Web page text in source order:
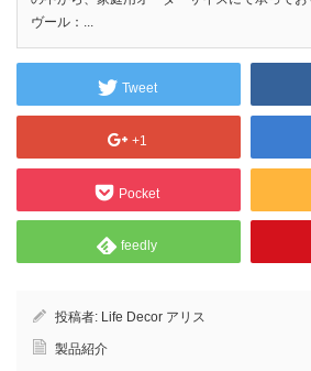
ヴール：...
Tweet
+1
Pocket
feedly
投稿者: Life Decor アリス
製品紹介